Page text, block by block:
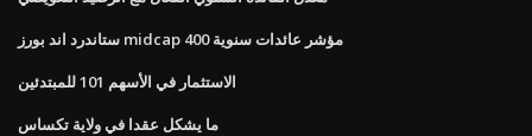
ستاندرد اند بورز midcap 400 مؤشر عائدات سنوية
الاستثمار في الأسهم 101 للمبتدئين
ما يشكل عقدا في ولاية تكساس